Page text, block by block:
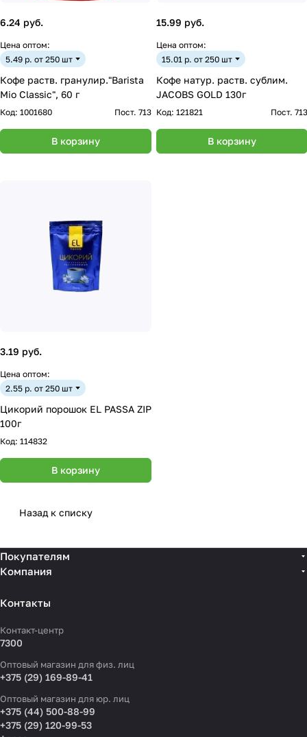
6.24 руб.
Цена оптом:
5.49 р. от 250 шт
Кофе раств. гранулир."Barista
Mio Classic", 60 г
Код: 1001680 Пост. 713
В корзину
15.99 руб.
Цена оптом:
15.01 р. от 250 шт
Кофе натур. раств. сублим.
JACOBS GOLD 130г
Код: 121821 Пост. 713
В корзину
3.19 руб.
Цена оптом:
2.55 р. от 250 шт
Цикорий порошок EL PASSA ZIP
100г
Код: 114832
В корзину
Назад к списку
Покупателям
Компания
Контакты
Контакт-центр
7300
Оптовый магазин для физ. лиц
+375 (29) 169-89-41
Оптовый магазин для юр. лиц
+375 (44) 500-88-99
+375 (29) 120-99-53